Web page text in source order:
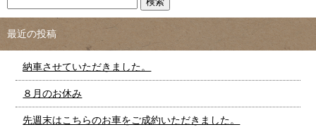
最近の投稿
納車させていただきました。
８月のお休み
先週末はこちらのお車をご成約いただきました。